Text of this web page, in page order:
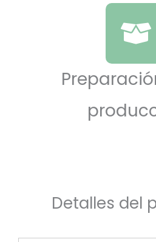
Detalles del